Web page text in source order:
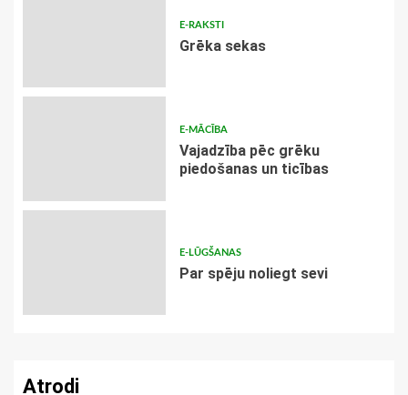
E-RAKSTI
Grēka sekas
E-MĀCĪBA
Vajadzība pēc grēku
piedošanas un ticības
E-LŪGŠANAS
Par spēju noliegt sevi
Atrodi